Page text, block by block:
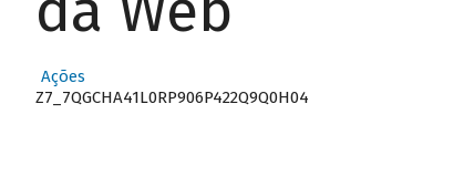
Ações
Z7_7QGCHA41L0RP906P422Q9Q0H04